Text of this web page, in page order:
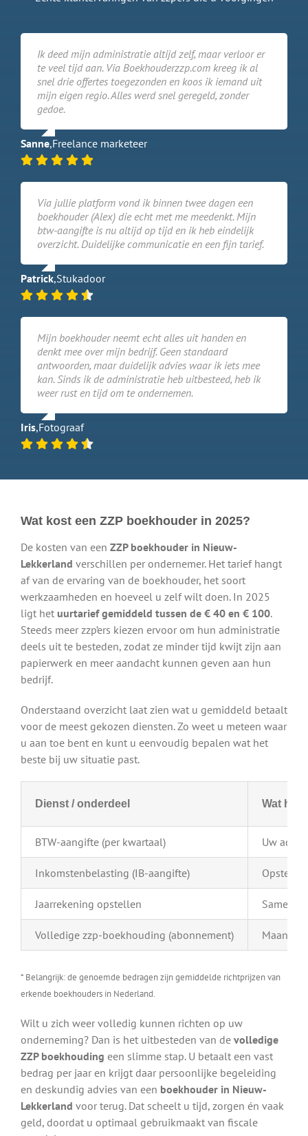
Ik deed mijn administratie altijd zelf, maar verloor er
te veel tijd aan. Via Boekhouderzzp.com kreeg ik al
snel drie offertes toegezonden en koos ik iemand uit
mijn eigen regio. Alles werd snel geregeld, zonder
gedoe.
Sanne,Freelance marketeer
Via jullie platform vond ik binnen twee dagen een
boekhouder (Alex) die echt met me meedenkt. Mijn
btw-aangifte is nu altijd op tijd en ik heb eindelijk
overzicht. Duidelijke communicatie en een fijn tarief.
Patrick,Stukadoor
Mijn boekhouder neemt echt alles uit handen en
denkt mee over mijn bedrijf. Geen standaard
antwoorden, maar duidelijk advies waar ik iets mee
kan. Sinds ik de administratie heb uitbesteed, heb ik
weer rust en tijd om te ondernemen.
Iris,Fotograaf
Wat kost een ZZP boekhouder in 2025?
De kosten van een ZZP boekhouder in Nieuw-
Lekkerland verschillen per ondernemer. Het tarief hangt
af van de ervaring van de boekhouder, het soort
werkzaamheden en hoeveel u zelf wilt doen. In 2025
ligt het uurtarief gemiddeld tussen de € 40 en € 100.
Steeds meer zzp’ers kiezen ervoor om hun administratie
deels uit te besteden, zodat ze minder tijd kwijt zijn aan
papierwerk en meer aandacht kunnen geven aan hun
bedrijf.
Onderstaand overzicht laat zien wat u gemiddeld betaalt
voor de meest gekozen diensten. Zo weet u meteen waar
u aan toe bent en kunt u eenvoudig bepalen wat het
beste bij uw situatie past.
Dienst / onderdeel Wat
BTW-aangifte (per kwartaal) Uw
Inkomstenbelasting (IB-aangifte)
Jaarrekening opstellen
Volledige zzp-boekhouding (abonnement)
* Belangrijk: de genoemde bedragen zijn gemiddelde richtprijzen van
erkende boekhouders in Nederland.
Wilt u zich weer volledig kunnen richten op uw
onderneming? Dan is het uitbesteden van de volledige
ZZP boekhouding een slimme stap. U betaalt een vast
bedrag per jaar en krijgt daar persoonlijke begeleiding
en deskundig advies van een boekhouder in Nieuw-
Lekkerland voor terug. Dat scheelt u tijd, zorgen én vaak
geld, doordat u optimaal gebruikmaakt van fiscale